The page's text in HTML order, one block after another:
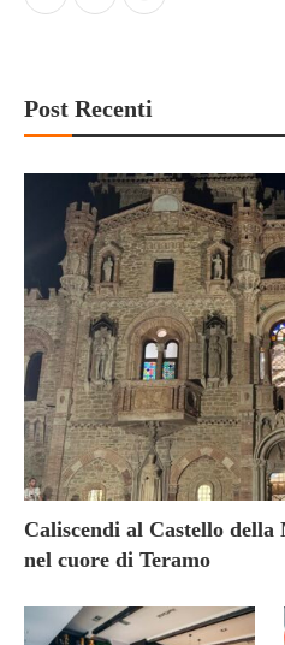
Post Recenti
Caliscendi al Castello della
nel cuore di Teramo